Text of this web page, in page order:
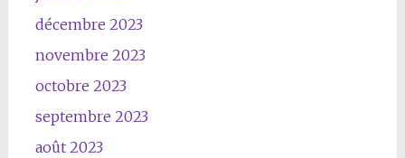
décembre 2023
novembre 2023
octobre 2023
septembre 2023
août 2023